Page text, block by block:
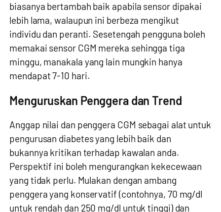
biasanya bertambah baik apabila sensor dipakai
lebih lama, walaupun ini berbeza mengikut
individu dan peranti. Sesetengah pengguna boleh
memakai sensor CGM mereka sehingga tiga
minggu, manakala yang lain mungkin hanya
mendapat 7-10 hari.
Menguruskan Penggera dan Trend
Anggap nilai dan penggera CGM sebagai alat untuk
pengurusan diabetes yang lebih baik dan
bukannya kritikan terhadap kawalan anda.
Perspektif ini boleh mengurangkan kekecewaan
yang tidak perlu. Mulakan dengan ambang
penggera yang konservatif (contohnya, 70 mg/dl
untuk rendah dan 250 mg/dl untuk tinggi) dan